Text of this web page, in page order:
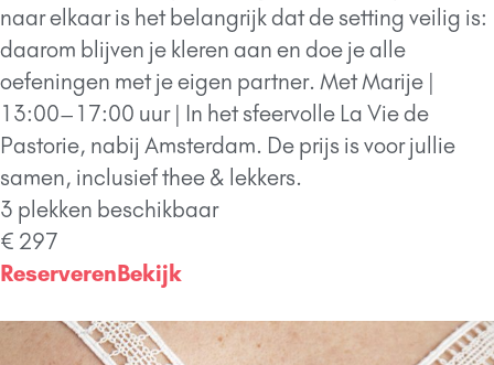
naar elkaar is het belangrijk dat de setting veilig is:
daarom blijven je kleren aan en doe je alle
oefeningen met je eigen partner. Met Marije |
13:00–17:00 uur | In het sfeervolle La Vie de
Pastorie, nabij Amsterdam. De prijs is voor jullie
samen, inclusief thee & lekkers.
3 plekken beschikbaar
€ 297
ReserverenBekijk